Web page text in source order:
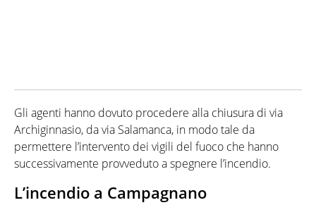
Gli agenti hanno dovuto procedere alla chiusura di via
Archiginnasio, da via Salamanca, in modo tale da
permettere l’intervento dei vigili del fuoco che hanno
successivamente provveduto a spegnere l’incendio.
L’incendio a Campagnano